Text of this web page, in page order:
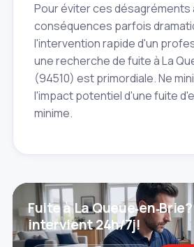
Pour éviter ces désagréments
conséquences parfois
l'intervention rapide d'un
une recherche de fuite à La
(94510) est primordiale. Ne
l'impact potentiel d'une fuite
minime.
Fuite à La
intervient 24h/7j!